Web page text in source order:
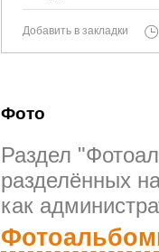
Добавить в закладки
Фото
Раздел
разделённых
как